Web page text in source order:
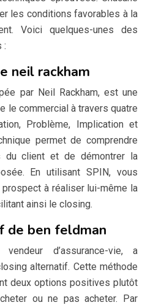
les conditions favorables à la
Voici quelques-unes des
:
neil rackham
par Neil Rackham, est une
le commercial à travers quatre
Problème, Implication et
permet de comprendre
du client et de démontrer la
En utilisant SPIN, vous
à réaliser lui-même la
ainsi le closing.
de ben feldman
d’assurance-vie, a
alternatif. Cette méthode
deux options positives plutôt
ou ne pas acheter. Par